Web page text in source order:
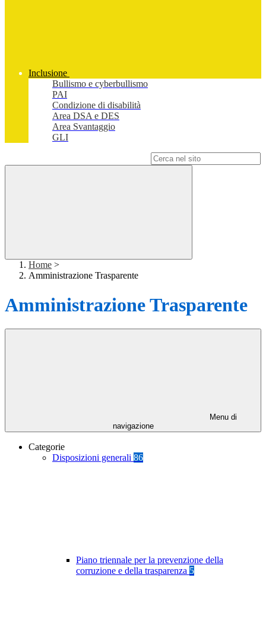
Inclusione
Bullismo e cyberbullismo
PAI
Condizione di disabilità
Area DSA e DES
Area Svantaggio
GLI
Home >
Amministrazione Trasparente
Amministrazione Trasparente
Menu di
navigazione
Categorie
Disposizioni generali 86
Piano triennale per la prevenzione della
corruzione e della trasparenza 5